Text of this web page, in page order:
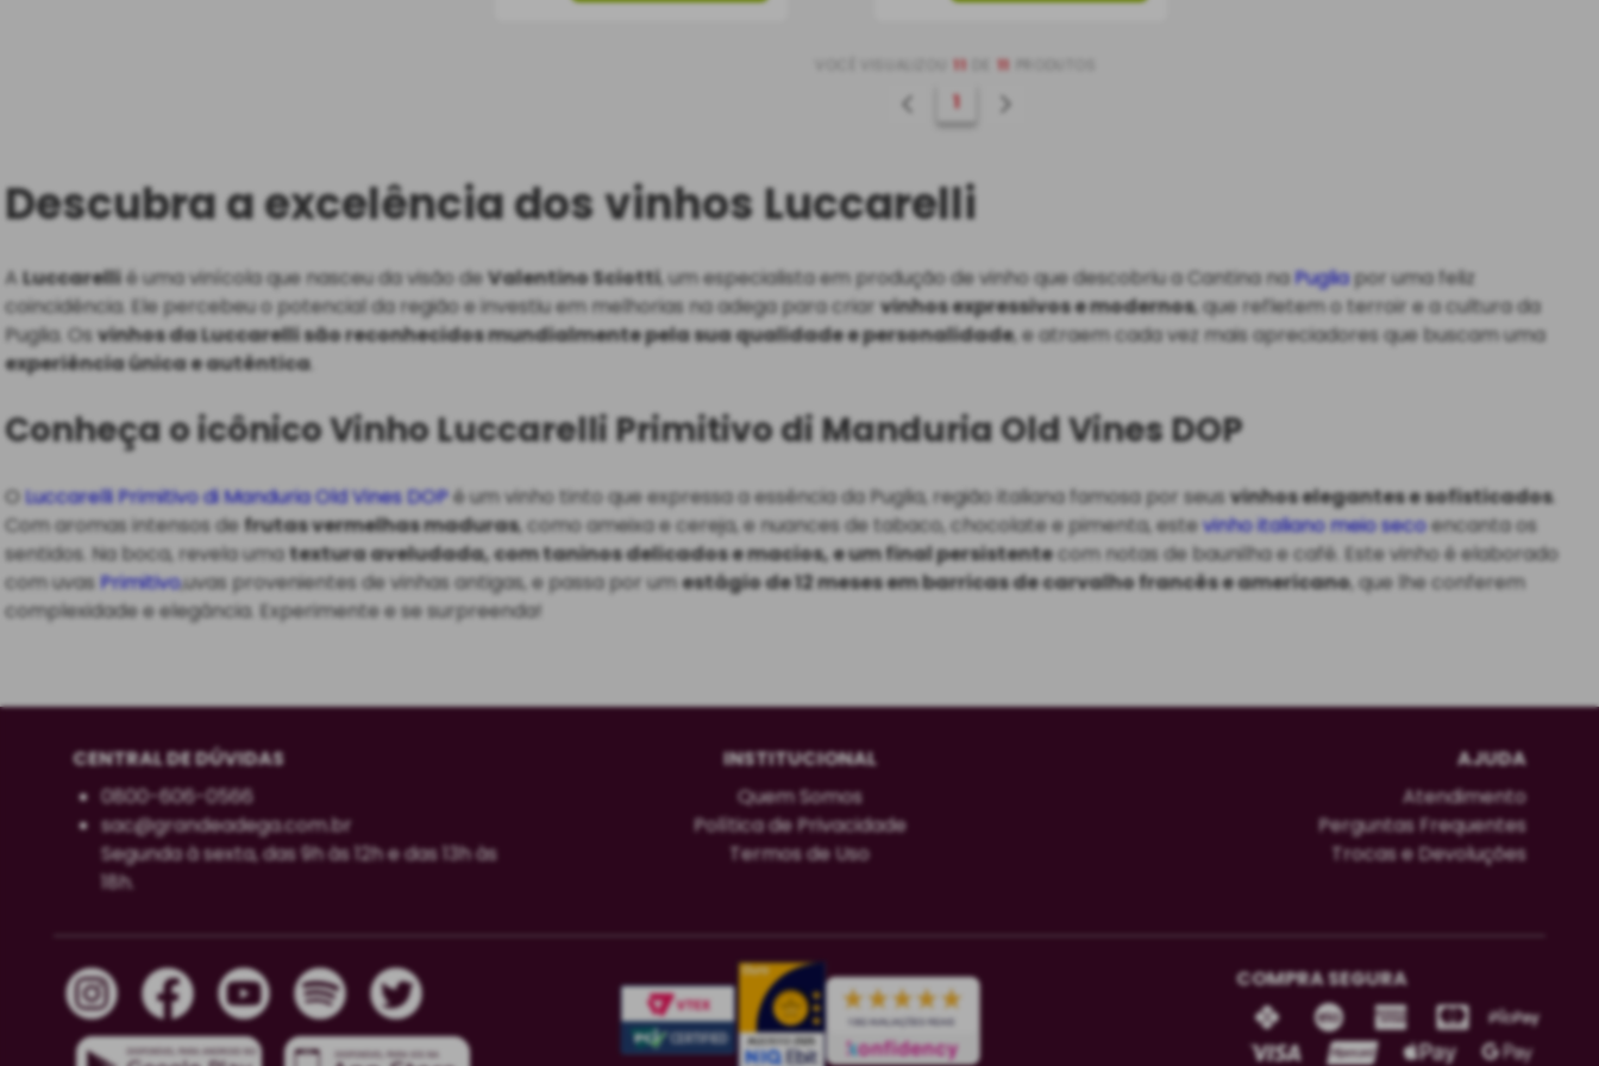
11 11
1
Descubra a excelência dos vinhos Luccarelli
ALuccarellié uma vinícola que nasceu da visão deValentino Sciotti, um especialista em produção de vinho que descobriu a Cantina naPugliapor uma feliz
coincidência. Ele percebeu o potencial da região e investiu em melhorias na adega para criar vinhos expressivos e modernos, que refletem o terroir e a cultura da
Puglia. Osvinhos da Luccarelli são reconhecidos mundialmente pela sua qualidade e personalidade, e atraem cada vez mais apreciadores que buscam uma
experiência única e autêntica.
Conheça o icônico Vinho Luccarelli Primitivo di Manduria Old Vines DOP
OLuccarelli Primitivo di Manduria Old Vines DOPé um vinho tinto que expressa a essência da Puglia, região italiana famosa por seusvinhos elegantes e sofisticados.
Com aromas intensos defrutas vermelhas maduras, como ameixa e cereja, e nuances de tabaco, chocolate e pimenta, estevinho italiano meio secoencanta os
sentidos. Na boca, revela umatextura aveludada, com taninos delicados e macios, e um final persistentecom notas de baunilha e café. Este vinho é elaborado
com uvasPrimitivo,uvas provenientes de vinhas antigas, e passa por umestágio de 12 meses em barricas de carvalho francês e americano, que lhe conferem
complexidade e elegância. Experimente e se surpreenda!
CENTRAL DE DÚVIDAS
0800-606-0566
sac@grandeadega.com.br
Segunda à sexta, das 9h às 12h e das 13h às
18h.
INSTITUCIONAL
Quem Somos
Política de Privacidade
Termos de Uso
AJUDA
Atendimento
Perguntas Frequentes
Trocas e Devoluções
COMPRA SEGURA